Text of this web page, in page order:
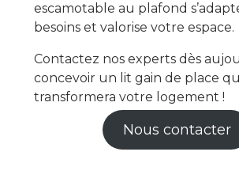
escamotable au plafond
besoins et valorise votre espace.
Contactez nos experts dès
concevoir un lit gain de place
transformera votre logement !
Nous contacter